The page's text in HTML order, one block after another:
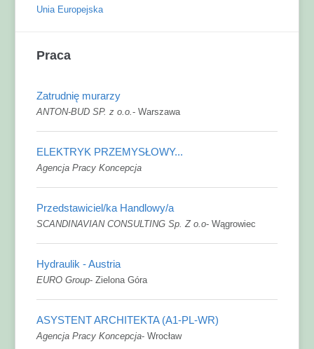
Unia Europejska
Praca
Zatrudnię murarzy
ANTON-BUD SP. z o.o.-Warszawa
ELEKTRYK PRZEMYSŁOWY...
Agencja Pracy Koncepcja
Przedstawiciel/ka Handlowy/a
SCANDINAVIAN CONSULTING Sp. Z o.o-Wągrowiec
Hydraulik - Austria
EURO Group-Zielona Góra
ASYSTENT ARCHITEKTA (A1-PL-WR)
Agencja Pracy Koncepcja-Wrocław